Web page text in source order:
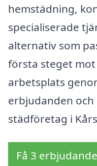
hemstädning,
specialiserade
alternativ som
första steget
arbetsplats
erbjudanden
städföretag i
Få 3